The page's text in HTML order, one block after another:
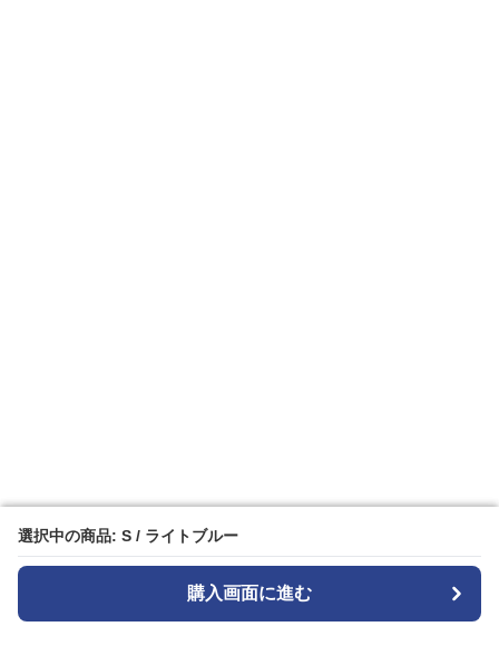
選択中の商品: S / ライトブルー
購入画面に進む
選択中の商品: S / ライトブルー
購入画面に進む